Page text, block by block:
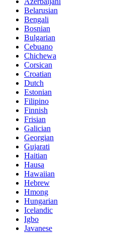
Belarusian
Bengali
Bosnian
Bulgarian
Cebuano
Chichewa
Corsican
Croatian
Dutch
Estonian
Filipino
Finnish
Frisian
Galician
Georgian
Gujarati
Haitian
Hausa
Hawaiian
Hebrew
Hmong
Hungarian
Icelandic
Igbo
Javanese